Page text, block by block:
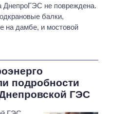
не повреждена.
балки,
на дамбе, и мостовой
подробности
ГЭС